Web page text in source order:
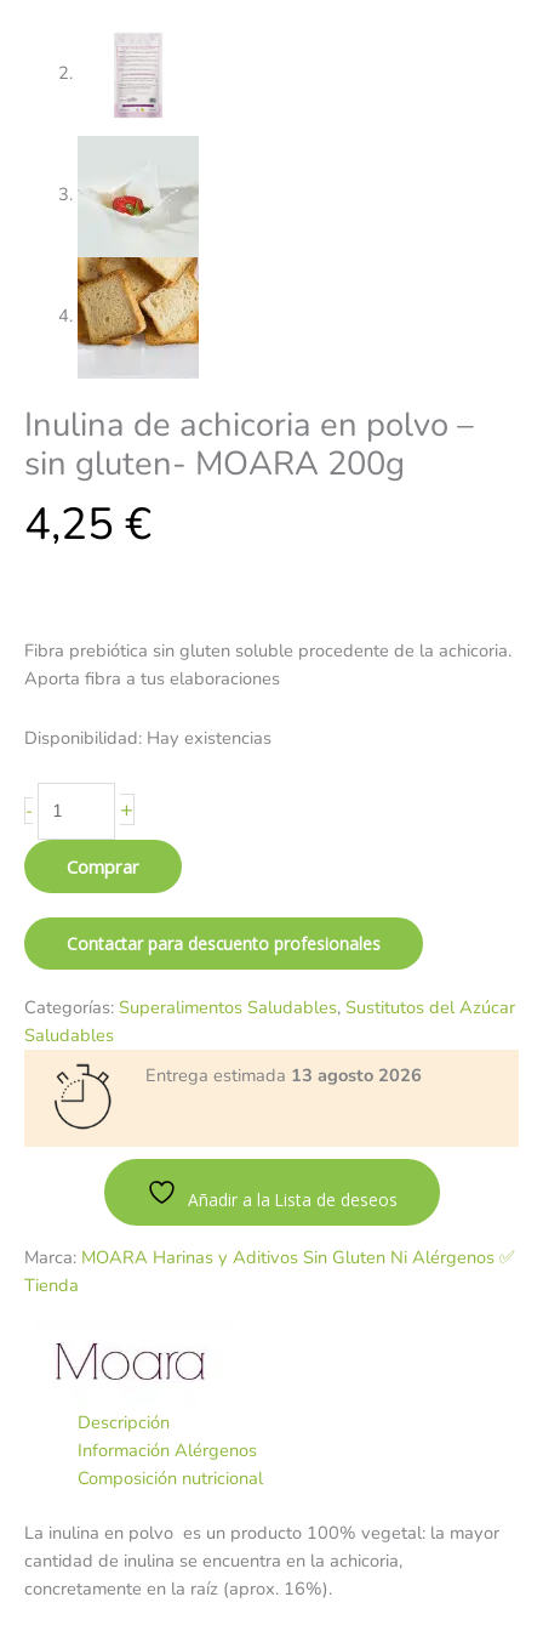
Inulina de achicoria en polvo –
sin gluten- MOARA 200g
4,25 €
Fibra prebiótica sin gluten soluble procedente de la achicoria.
Aporta fibra a tus elaboraciones
Disponibilidad: Hay existencias
- +
Comprar
Contactar para descuento profesionales
Categorías: Superalimentos Saludables, Sustitutos del Azúcar
Saludables
Entrega estimada 13 agosto 2026
Añadir a la Lista de deseos
Marca: MOARA Harinas y Aditivos Sin Gluten Ni Alérgenos ✅
Tienda
Descripción
Información Alérgenos
Composición nutricional
La inulina en polvo es un producto 100% vegetal: la mayor
cantidad de inulina se encuentra en la achicoria,
concretamente en la raíz (aprox. 16%).